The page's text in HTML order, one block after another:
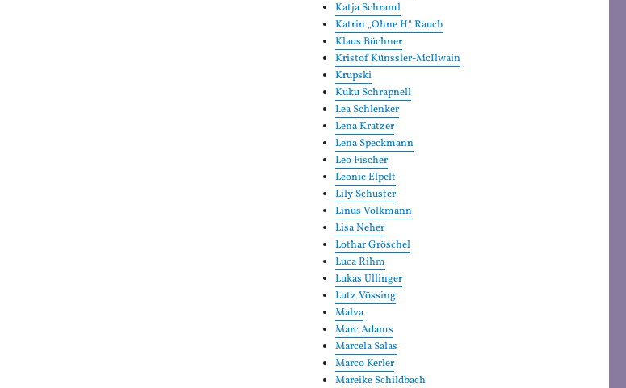
Katja Schraml
Katrin „Ohne H“ Rauch
Klaus Büchner
Kristof Künssler-McIlwain
Krupski
Kuku Schrapnell
Lea Schlenker
Lena Kratzer
Lena Speckmann
Leo Fischer
Leonie Elpelt
Lily Schuster
Linus Volkmann
Lisa Neher
Lothar Gröschel
Luca Rihm
Lukas Ullinger
Lutz Vössing
Malva
Marc Adams
Marcela Salas
Marco Kerler
Mareike Schildbach